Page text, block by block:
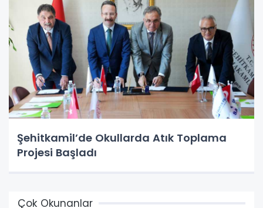
Şehitkamil’de Okullarda Atık Toplama
Projesi Başladı
Çok Okunanlar